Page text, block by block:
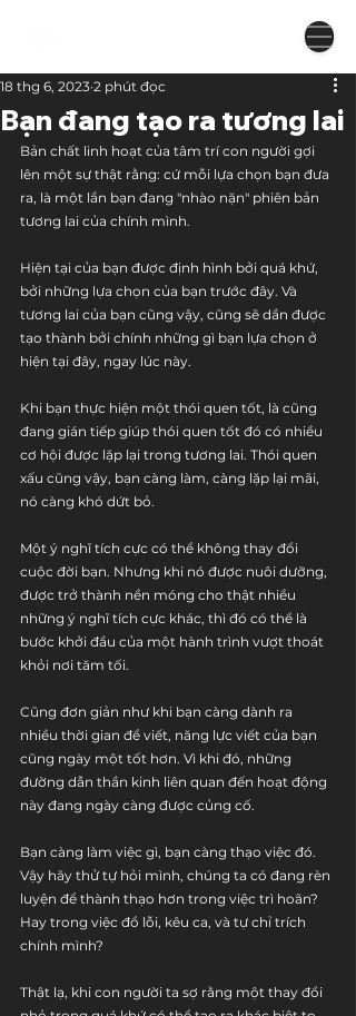
Bạn đang tạo ra tương lai
18 thg 6, 2023 2 phút đọc
Bản chất linh hoạt của tâm trí con người gợi
lên một sự thật rằng: cứ mỗi lựa chọn bạn đưa
ra, là một lần bạn đang "nhào nặn" phiên bản
tương lai của chính mình.
Hiện tại của bạn được định hình bởi quá khứ,
bởi những lựa chọn của bạn trước đây. Và
tương lai của bạn cũng vậy, cũng sẽ dần được
tạo thành bởi chính những gì bạn lựa chọn ở
hiện tại đây, ngay lúc này.
Khi bạn thực hiện một thói quen tốt, là cũng
đang gián tiếp giúp thói quen tốt đó có nhiều
cơ hội được lặp lại trong tương lai. Thói quen
xấu cũng vậy, bạn càng làm, càng lặp lại mãi,
nó càng khó dứt bỏ.
Một ý nghĩ tích cực có thể không thay đổi
cuộc đời bạn. Nhưng khi nó được nuôi dưỡng,
được trở thành nền móng cho thật nhiều
những ý nghĩ tích cực khác, thì đó có thể là
bước khởi đầu của một hành trình vượt thoát
khỏi nơi tăm tối.
Cũng đơn giản như khi bạn càng dành ra
nhiều thời gian để viết, năng lực viết của bạn
cũng ngày một tốt hơn. Vì khi đó, những
đường dẫn thần kinh liên quan đến hoạt động
này đang ngày càng được củng cố.
Bạn càng làm việc gì, bạn càng thạo việc đó.
Vậy hãy thử tự hỏi mình, chúng ta có đang rèn
luyện để thành thạo hơn trong việc trì hoãn?
Hay trong việc đổ lỗi, kêu ca, và tự chỉ trích
chính mình?
Thật lạ, khi con người ta sợ rằng một thay đổi